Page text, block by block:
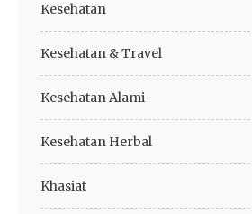
Kesehatan
Kesehatan & Travel
Kesehatan Alami
Kesehatan Herbal
Khasiat